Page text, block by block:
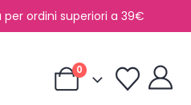
ordini superiori a 39€
0